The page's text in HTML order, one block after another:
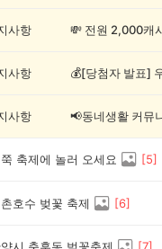
사항
사항
사항 📢동네생활 커뮤
축제에 놀러 오세요 [5]
호수 벚꽃 축제 [6]
시 충훈동 벚꽃축제 [7]